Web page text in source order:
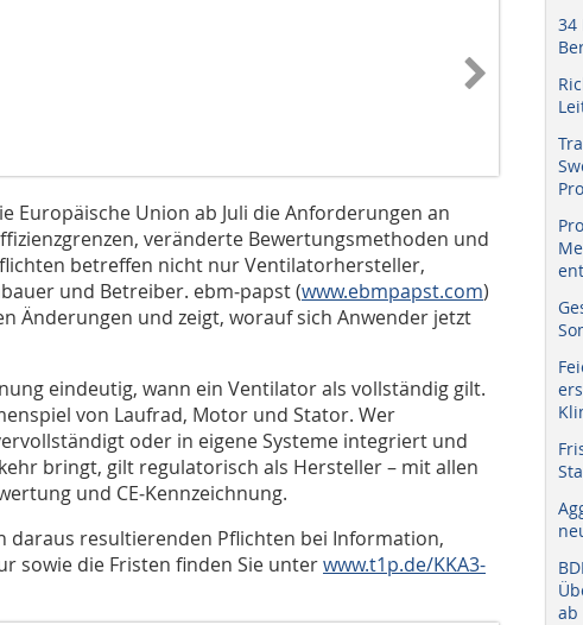
Europäische Union ab Juli die Anforderungen an
veränderte Bewertungsmethoden und
betreffen nicht nur Ventilatorhersteller,
und Betreiber. ebm‑papst (www.ebmpapst.com)
Änderungen und zeigt, worauf sich Anwender jetzt
eindeutig, wann ein Ventilator als vollständig gilt.
von Laufrad, Motor und Stator. Wer
oder in eigene Systeme integriert und
bringt, gilt regulatorisch als Hersteller – mit allen
und CE‑Kennzeichnung.
daraus resultierenden Pflichten bei Information,
sowie die Fristen finden Sie unterwww.t1p.de/KKA3-
34
ab